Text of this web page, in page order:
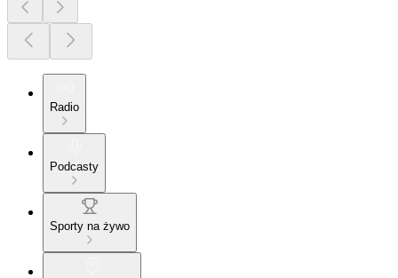
Radio
Podcasty
Sporty na żywo